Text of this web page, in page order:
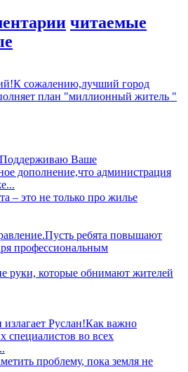
читаемые
сожалению,лучший город
план "миллионный житель "
Ваше
дополнение,что администрация
‒ это не только про жилье
ребята повышают
профессиональным
руки, которые обнимают жителей
Руслан!Как важно
специалистов во всех
проблему, пока земля не